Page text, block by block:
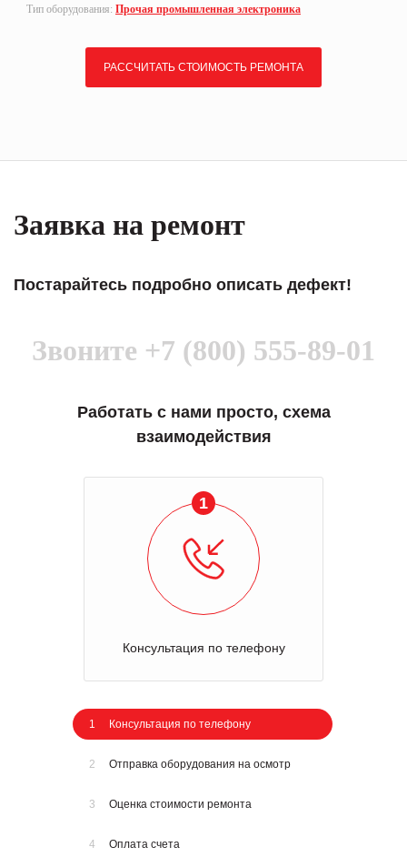
Тип оборудования: Прочая промышленная электроника
РАССЧИТАТЬ СТОИМОСТЬ РЕМОНТА
Заявка на ремонт
Постарайтесь подробно описать дефект!
Звоните +7 (800) 555-89-01
Работать с нами просто, схема
взаимодействия
1
Консультация по телефону
1 Консультация по телефону
2 Отправка оборудования на осмотр
3 Оценка стоимости ремонта
4 Оплата счета